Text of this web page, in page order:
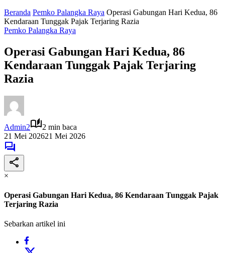
Beranda Pemko Palangka Raya Operasi Gabungan Hari Kedua, 86
Kendaraan Tunggak Pajak Terjaring Razia
Pemko Palangka Raya
Operasi Gabungan Hari Kedua, 86
Kendaraan Tunggak Pajak Terjaring
Razia
Admin2
2 min baca
21 Mei 202621 Mei 2026
×
Operasi Gabungan Hari Kedua, 86 Kendaraan Tunggak Pajak
Terjaring Razia
Sebarkan artikel ini